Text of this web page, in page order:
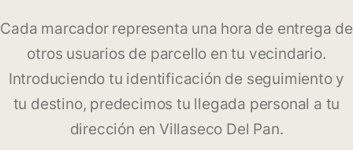
Cada marcador representa una hora de entrega de
otros usuarios de parcello en tu vecindario.
Introduciendo tu identificación de seguimiento y
tu destino, predecimos tu llegada personal a tu
dirección en Villaseco Del Pan.